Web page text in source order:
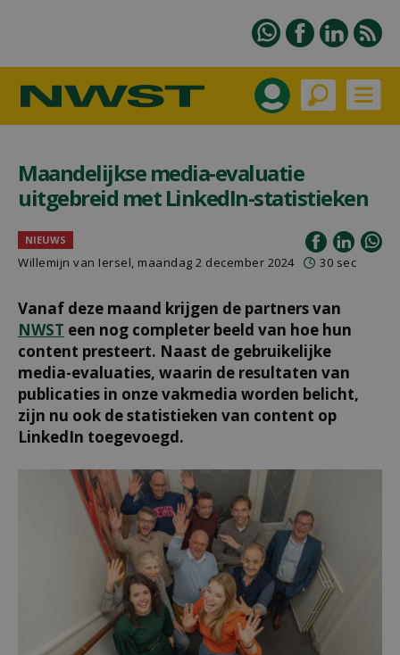
Maandelijkse media-evaluatie
uitgebreid met LinkedIn-statistieken
NIEUWS
Willemijn van Iersel, maandag 2 december 2024 30 sec
Vanaf deze maand krijgen de partners van
NWST een nog completer beeld van hoe hun
content presteert. Naast de gebruikelijke
media-evaluaties, waarin de resultaten van
publicaties in onze vakmedia worden belicht,
zijn nu ook de statistieken van content op
LinkedIn toegevoegd.